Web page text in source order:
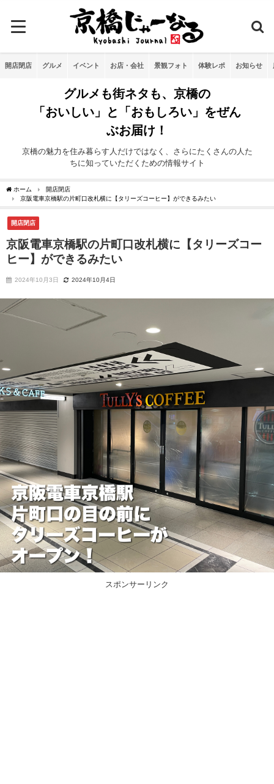
開店閉店 グルメ イベント お店・会社 景観フォト 体験レポ お知らせ
グルメも街ネタも、京橋の
「おいしい」と「おもしろい」をぜん
ぶお届け！
京橋の魅力を住み暮らす人だけではなく、さらにたくさんの人た
ちに知っていただくための情報サイト
ホーム
開店閉店
京阪電車京橋駅の片町口改札横に【タリーズコーヒー】ができるみたい
開店閉店
京阪電車京橋駅の片町口改札横に【タリーズコー
ヒー】ができるみたい
2024年10月3日 2024年10月4日
スポンサーリンク